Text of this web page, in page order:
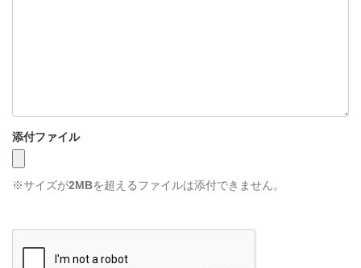
添付ファイル
※サイズが2MBを超えるファイルは添付できません。